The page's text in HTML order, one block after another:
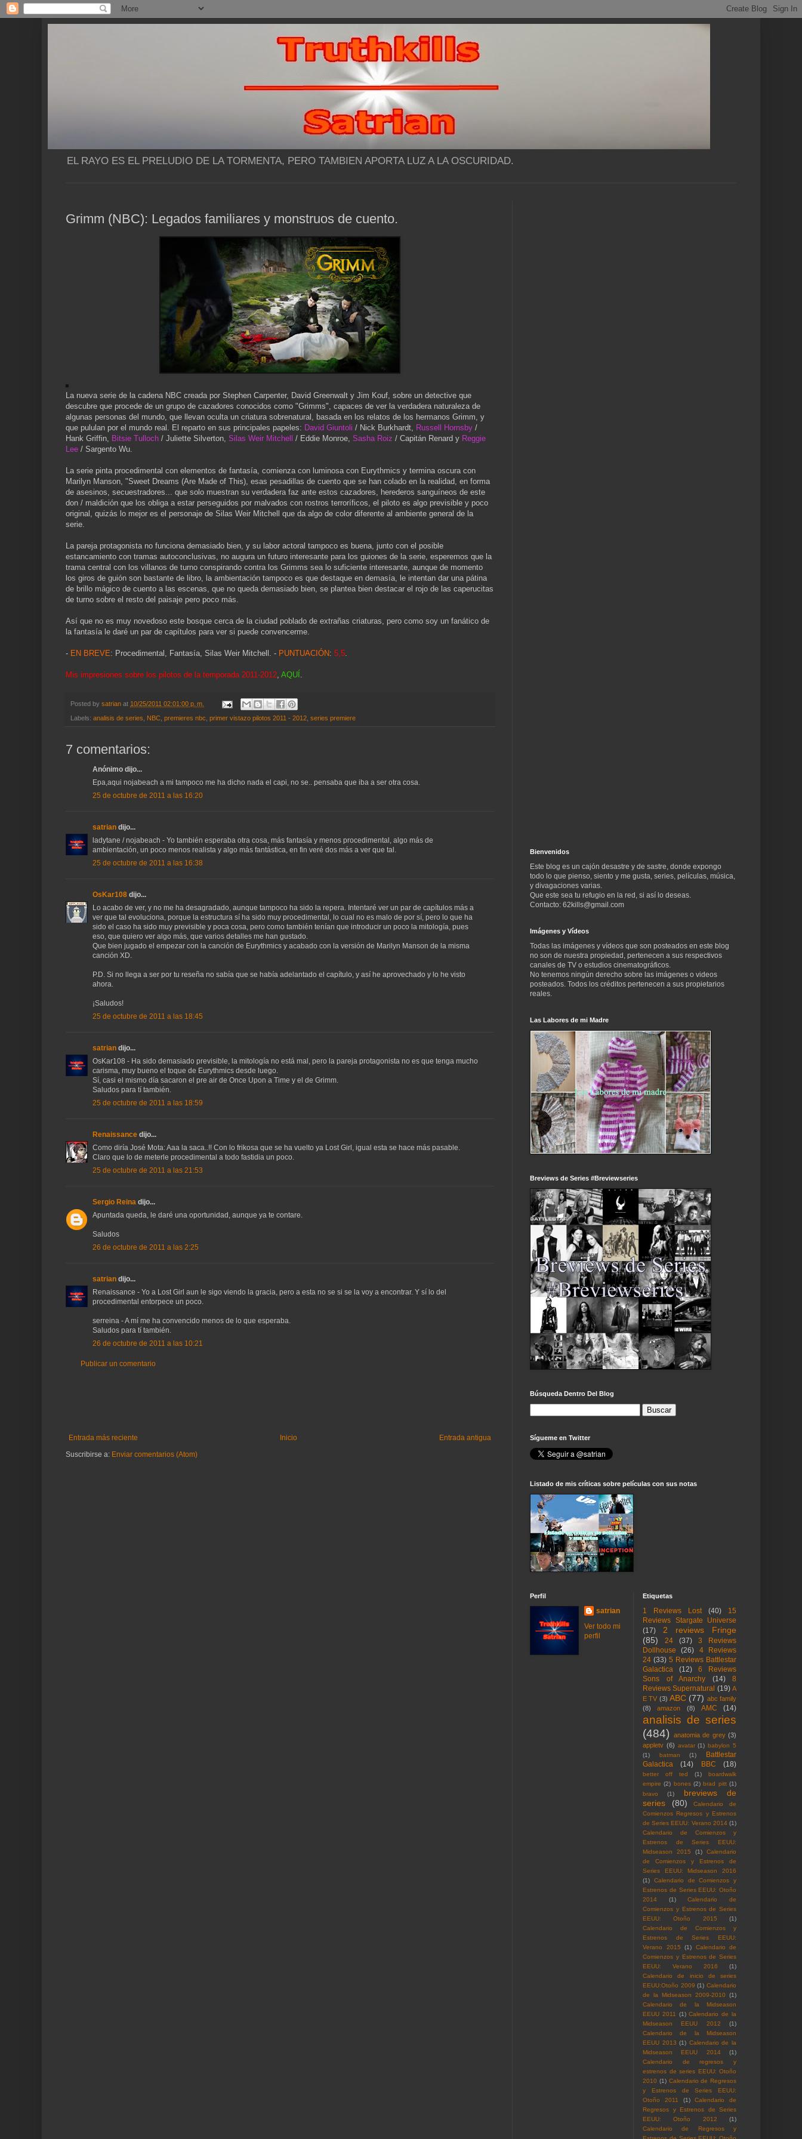
EL RAYO ES EL PRELUDIO DE LA TORMENTA, PERO TAMBIEN APORTA LUZ A LA OSCURIDAD.
Grimm (NBC): Legados familiares y monstruos de cuento.
La nueva serie de la cadena NBC creada por Stephen Carpenter, David Greenwalt y Jim Kouf, sobre un detective que
descubre que procede de un grupo de cazadores conocidos como "Grimms", capaces de ver la verdadera naturaleza de
algunas personas del mundo, que llevan oculta un criatura sobrenatural, basada en los relatos de los hermanos Grimm, y
que pululan por el mundo real. El reparto en sus principales papeles: David Giuntoli / Nick Burkhardt, Russell Hornsby /
Hank Griffin, Bitsie Tulloch / Juliette Silverton, Silas Weir Mitchell / Eddie Monroe, Sasha Roiz / Capitán Renard y Reggie
Lee / Sargento Wu.
La serie pinta procedimental con elementos de fantasía, comienza con luminosa con Eurythmics y termina oscura con
Marilyn Manson, "Sweet Dreams (Are Made of This), esas pesadillas de cuento que se han colado en la realidad, en forma
de asesinos, secuestradores... que solo muestran su verdadera faz ante estos cazadores, herederos sanguíneos de este
don / maldición que los obliga a estar perseguidos por malvados con rostros terroríficos, el piloto es algo previsible y poco
original, quizás lo mejor es el personaje de Silas Weir Mitchell que da algo de color diferente al ambiente general de la
serie.
La pareja protagonista no funciona demasiado bien, y su labor actoral tampoco es buena, junto con el posible
estancamiento con tramas autoconclusivas, no augura un futuro interesante para los guiones de la serie, esperemos que la
trama central con los villanos de turno conspirando contra los Grimms sea lo suficiente interesante, aunque de momento
los giros de guión son bastante de libro, la ambientación tampoco es que destaque en demasía, le intentan dar una pátina
de brillo mágico de cuento a las escenas, que no queda demasiado bien, se plantea bien destacar el rojo de las caperucitas
de turno sobre el resto del paisaje pero poco más.
Así que no es muy novedoso este bosque cerca de la ciudad poblado de extrañas criaturas, pero como soy un fanático de
la fantasía le daré un par de capítulos para ver si puede convencerme.
- EN BREVE: Procedimental, Fantasía, Silas Weir Mitchell. - PUNTUACIÓN: 5,5.
Mis impresiones sobre los pilotos de la temporada 2011-2012, AQUÍ .
Posted by satrian at 10/25/2011 02:01:00 p. m.
Labels: analisis de series, NBC, premieres nbc, primer vistazo pilotos 2011 - 2012, series premiere
7 comentarios:
Anónimo dijo...
Epa,aqui nojabeach a mi tampoco me ha dicho nada el capi, no se.. pensaba que iba a ser otra cosa.
25 de octubre de 2011 a las 16:20
satrian dijo...
ladytane / nojabeach - Yo también esperaba otra cosa, más fantasía y menos procedimental, algo más de
ambientación, un poco menos realista y algo más fantástica, en fin veré dos más a ver que tal.
25 de octubre de 2011 a las 16:38
OsKar108 dijo...
Lo acabo de ver, y no me ha desagradado, aunque tampoco ha sido la repera. Intentaré ver un par de capítulos más a
ver que tal evoluciona, porque la estructura sí ha sido muy procedimental, lo cual no es malo de por sí, pero lo que ha
sido el caso ha sido muy previsible y poca cosa, pero como también tenían que introducir un poco la mitología, pues
eso, que quiero ver algo más, que varios detalles me han gustado.
Que bien jugado el empezar con la canción de Eurythmics y acabado con la versión de Marilyn Manson de la misma
canción XD.
P.D. Si no llega a ser por tu reseña no sabía que se había adelantado el capítulo, y así he aprovechado y lo he visto
ahora.
¡Saludos!
25 de octubre de 2011 a las 18:45
satrian dijo...
OsKar108 - Ha sido demasiado previsible, la mitología no está mal, pero la pareja protagonista no es que tenga mucho
carisma, muy bueno el toque de Eurythmics desde luego.
Sí, casi el mismo día sacaron el pre air de Once Upon a Time y el de Grimm.
Saludos para tí también.
25 de octubre de 2011 a las 18:59
Renaissance dijo...
Como diría José Mota: Aaa la saca..!! Con lo frikosa que se ha vuelto ya Lost Girl, igual esta se hace más pasable.
Claro que lo de meterle procedimental a todo fastidia un poco.
25 de octubre de 2011 a las 21:53
Sergio Reina dijo...
Apuntada queda, le daré una oportunidad, aunque ya te contare.
Saludos
26 de octubre de 2011 a las 2:25
satrian dijo...
Renaissance - Yo a Lost Girl aun le sigo viendo la gracia, pero a esta no se si se la voy a encontrar. Y sí lo del
procedimental entorpece un poco.
serreina - A mí me ha convencido menos de lo que esperaba.
Saludos para tí también.
26 de octubre de 2011 a las 10:21
Publicar un comentario
Entrada más reciente Entrada antigua
Inicio
Suscribirse a: Enviar comentarios (Atom)
Bienvenidos
Este blog es un cajón desastre y de sastre, donde expongo
todo lo que pienso, siento y me gusta, series, películas, música,
y divagaciones varias.
Que este sea tu refugio en la red, si así lo deseas.
Contacto: 62kills@gmail.com
Imágenes y Vídeos
Todas las imágenes y vídeos que son posteados en este blog
no son de nuestra propiedad, pertenecen a sus respectivos
canales de TV o estudios cinematográficos.
No tenemos ningún derecho sobre las imágenes o videos
posteados. Todos los créditos pertenecen a sus propietarios
reales.
Las Labores de mi Madre
Breviews de Series #Breviewseries
Búsqueda Dentro Del Blog
Sígueme en Twitter
Listado de mis críticas sobre películas con sus notas
Perfil
satrian
Ver todo mi
perfil
Etiquetas
1 Reviews Lost (40)
15
Reviews Stargate Universe
(17)
2 reviews Fringe
(85)
24 (37)
3 Reviews
Dollhouse
(26)
4 Reviews
24 (33) 5 Reviews Battlestar
Galactica
(12)
6 Reviews
Sons of Anarchy
(14)
8
Reviews Supernatural (19) A
E TV (3) ABC (77) abc family
(8)
amazon (8) AMC (14)
analisis de series
(484)
anatomia de grey (3)
appletv (6) avatar (1) babylon 5
(1)
batman (1)
Battlestar
Galactica
(14) BBC (18)
better off ted (1)
boardwalk
empire (2) bones (2) brad pitt (1)
bravo
(1)
breviews de
series
(80)
Calendario de
Comienzos Regresos y Estrenos
de Series EEUU: Verano 2014 (1)
Calendario de Comienzos y
Estrenos de Series EEUU:
Midseason 2015
(1)
Calendario
de Comienzos y Estrenos de
Series EEUU: Midseason 2016
(1)
Calendario de Comienzos y
Estrenos de Series EEUU: Otoño
2014
(1)
Calendario de
Comienzos y Estrenos de Series
EEUU: Otoño 2015
(1)
Calendario de Comienzos y
Estrenos de Series EEUU:
Verano 2015
(1)
Calendario de
Comienzos y Estrenos de Series
EEUU: Verano 2016
(1)
Calendario de inicio de series
EEUU:Otoño 2009 (1) Calendario
de la Midseason 2009-2010
(1)
Calendario de la Midseason
EEUU 2011 (1) Calendario de la
Midseason EEUU 2012
(1)
Calendario de la Midseason
EEUU 2013 (1) Calendario de la
Midseason EEUU 2014
(1)
Calendario de regresos y
estrenos de series EEUU: Otoño
2010 (1) Calendario de Regresos
y Estrenos de Series EEUU:
Otoño 2011
(1)
Calendario de
Regresos y Estrenos de Series
EEUU: Otoño 2012
(1)
Calendario de Regresos y